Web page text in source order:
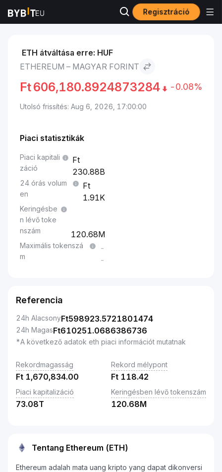
Regisztráció
Piacok Ethereum ára ETH Ethereum to Magyar forint
ETH átváltása erre: HUF
ETHEREUM – MAGYAR FORINT
Ft606,180.8924873284 -0.08%
Utolsó frissítés: Aug 6, 2026, 17:00:00
Piaci statisztikák
Piaci kapitali
záció
230.88B
24 órás volum
en
1.91K
Keringésbe
n lévő toke
nszám
120.68M
Maximális tokenszá
m
-
-
Referencia
24h AlacsonyFt598923.5721801474
24h MagasFt610251.0686386736
*A következő adatok eth piaci információt mutatnak
Rekordmagasság
Ft 1,670,834.00
Rekord mélypont
Ft 118.42
Piaci kapitalizáció
73.08T
Keringésben lévő tokenszám
120.68M
Tentang Ethereum (ETH)
Ethereum adalah mata uang kripto yang dapat dikonversi